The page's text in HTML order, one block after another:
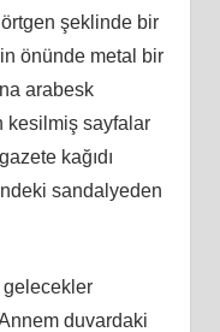
şeklinde bir
önünde metal bir
arabesk
kesilmiş sayfalar
kağıdı
sandalyeden
gelecekler
duvardaki